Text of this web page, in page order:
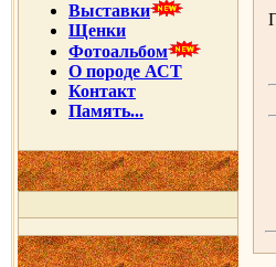
Выставки
Щенки
Фотоальбом
О породе АСТ
Контакт
Память...